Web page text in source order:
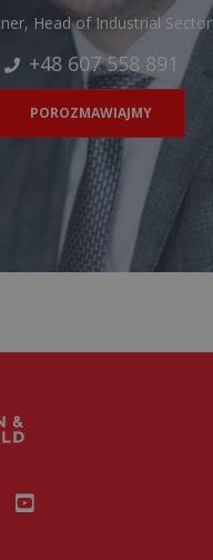
Head of Industrial Sector
+48 607 558 891
POROZMAWIAJMY